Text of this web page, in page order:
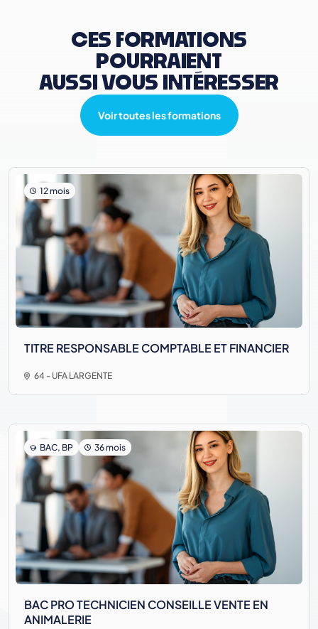
CES FORMATIONS
POURRAIENT
AUSSI VOUS INTÉRESSER
Voir toutes les formations
12 mois
TITRE RESPONSABLE COMPTABLE ET FINANCIER
64 - UFA LARGENTE
BAC, BP 36 mois
BAC PRO TECHNICIEN CONSEILLE VENTE EN
ANIMALERIE